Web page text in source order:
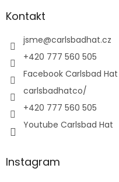
Kontakt
jsme@carlsbadhat.cz
+420 777 560 505
Facebook Carlsbad Hat
carlsbadhatco/
+420 777 560 505
Youtube Carlsbad Hat
Instagram